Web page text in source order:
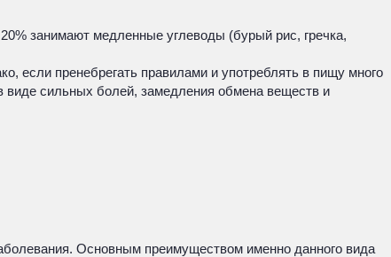
занимают медленные углеводы (бурый рис, гречка,
если пренебрегать правилами и употреблять в пищу много
виде сильных болей, замедления обмена веществ и
Основным преимуществом именно данного вида